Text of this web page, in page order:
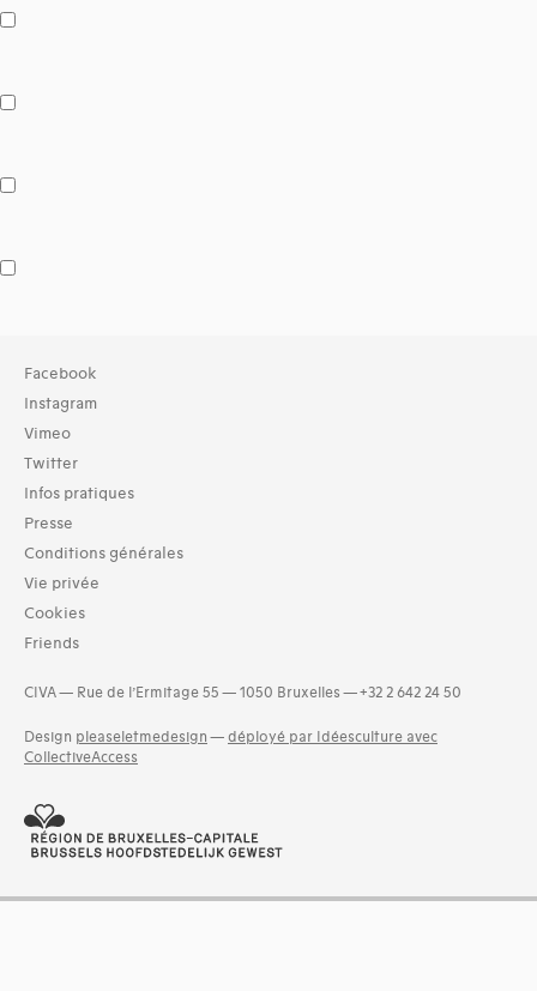
Collection
TOUT (268)
Archives (269)
Typologies documents
Séries (activités) (10)
01-architecture domestique (242)
02-architecture agricole (14)
03-architecture artisanale et industrielle (89)
05-architecture de l'administration et vie publique (97)
07-architecture judiciaire, pénitentiaire, police (4)
08-architecture militaire (9)
and 13 more
Facebook
Instagram
Vimeo
Twitter
Infos pratiques
Presse
Conditions générales
Vie privée
Cookies
Friends
CIVA — Rue de l’Ermitage 55 — 1050 Bruxelles — +32 2 642 24 50
Design pleaseletmedesign — déployé par Idéesculture avec
CollectiveAccess